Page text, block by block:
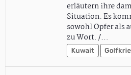
erläutern ihre
Situation. Es
sowohl Opfer als
zu Wort. /…
Kuwait